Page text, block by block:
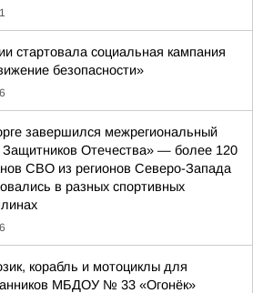
стартовала социальная кампания
безопасности»
завершился межрегиональный
Защитников Отечества» — более 120
СВО из регионов Северо-Запада
в разных спортивных
корабль и мотоциклы для
МБДОУ № 33 «Огонёк»